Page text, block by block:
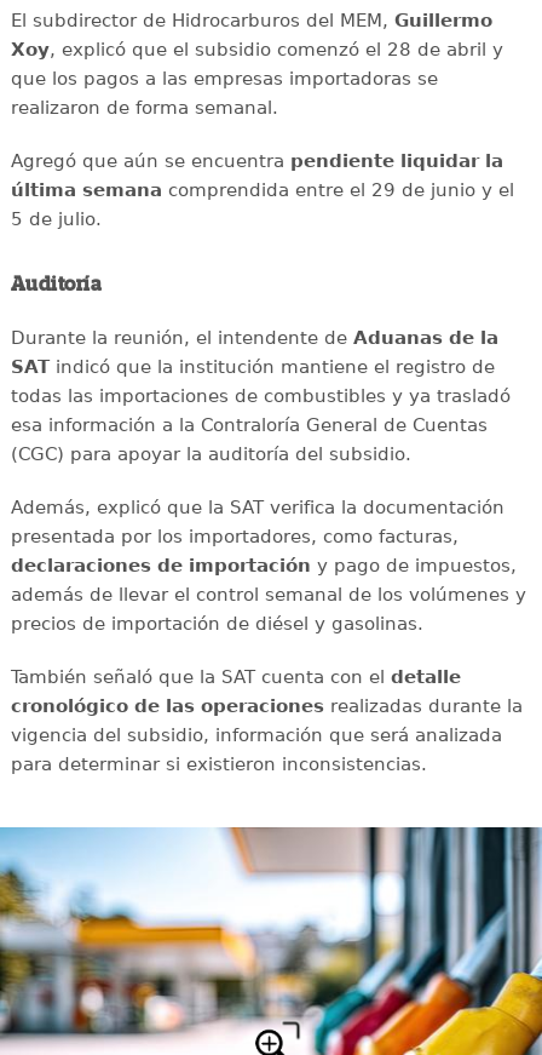
El subdirector de Hidrocarburos del MEM, Guillermo
Xoy, explicó que el subsidio comenzó el 28 de abril y
que los pagos a las empresas importadoras se
realizaron de forma semanal.
Agregó que aún se encuentra pendiente liquidar la
última semana comprendida entre el 29 de junio y el
5 de julio.
Auditoría
Durante la reunión, el intendente de Aduanas de la
SATindicó que la institución mantiene el registro de
todas las importaciones de combustibles y ya trasladó
esa información a la Contraloría General de Cuentas
(CGC) para apoyar la auditoría del subsidio.
Además, explicó que la SAT verifica la documentación
presentada por los importadores, como facturas,
declaraciones de importación y pago de impuestos,
además de llevar el control semanal de los volúmenes y
precios de importación de diésel y gasolinas.
También señaló que la SAT cuenta con el detalle
cronológico de las operacionesrealizadas durante la
vigencia del subsidio, información que será analizada
para determinar si existieron inconsistencias.